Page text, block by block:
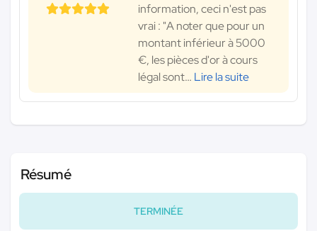
information, ceci n'est pas
vrai : "A noter que pour un
montant inférieur à 5000
€, les pièces d'or à cours
légal sont… Lire la suite
Résumé
TERMINÉE